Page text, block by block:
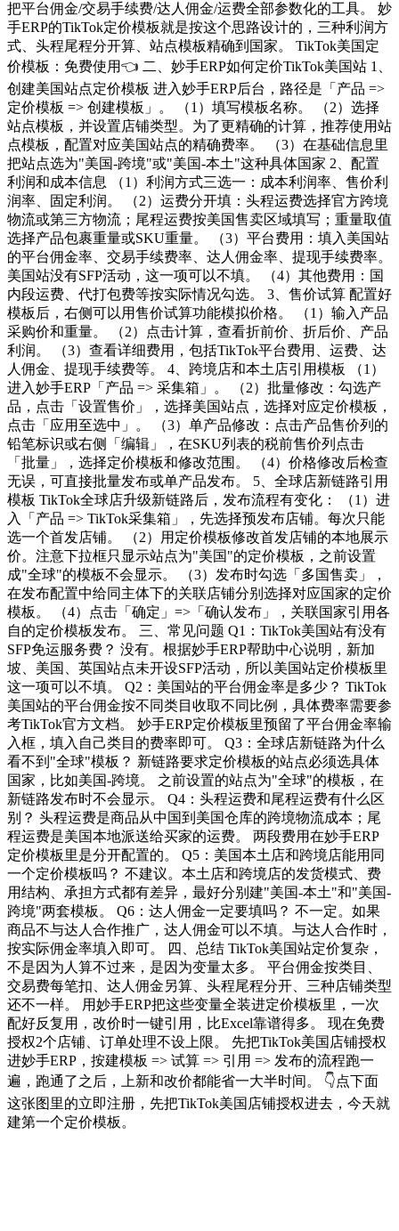
把平台佣金/交易手续费/达人佣金/运费全部参数化的工具。 妙
手ERP的TikTok定价模板就是按这个思路设计的，三种利润方
式、头程尾程分开算、站点模板精确到国家。 TikTok美国定
价模板：免费使用👈 二、妙手ERP如何定价TikTok美国站 1、
创建美国站点定价模板 进入妙手ERP后台，路径是「产品 =>
定价模板 => 创建模板」。 （1）填写模板名称。 （2）选择
站点模板，并设置店铺类型。为了更精确的计算，推荐使用站
点模板，配置对应美国站点的精确费率。 （3）在基础信息里
把站点选为"美国-跨境"或"美国-本土"这种具体国家 2、配置
利润和成本信息 （1）利润方式三选一：成本利润率、售价利
润率、固定利润。 （2）运费分开填：头程运费选择官方跨境
物流或第三方物流；尾程运费按美国售卖区域填写；重量取值
选择产品包裹重量或SKU重量。 （3）平台费用：填入美国站
的平台佣金率、交易手续费率、达人佣金率、提现手续费率。
美国站没有SFP活动，这一项可以不填。 （4）其他费用：国
内段运费、代打包费等按实际情况勾选。 3、售价试算 配置好
模板后，右侧可以用售价试算功能模拟价格。 （1）输入产品
采购价和重量。 （2）点击计算，查看折前价、折后价、产品
利润。 （3）查看详细费用，包括TikTok平台费用、运费、达
人佣金、提现手续费等。 4、跨境店和本土店引用模板 （1）
进入妙手ERP「产品 => 采集箱」。 （2）批量修改：勾选产
品，点击「设置售价」，选择美国站点，选择对应定价模板，
点击「应用至选中」。 （3）单产品修改：点击产品售价列的
铅笔标识或右侧「编辑」，在SKU列表的税前售价列点击
「批量」，选择定价模板和修改范围。 （4）价格修改后检查
无误，可直接批量发布或单产品发布。 5、全球店新链路引用
模板 TikTok全球店升级新链路后，发布流程有变化： （1）进
入「产品 => TikTok采集箱」，先选择预发布店铺。每次只能
选一个首发店铺。 （2）用定价模板修改首发店铺的本地展示
价。注意下拉框只显示站点为"美国"的定价模板，之前设置
成"全球"的模板不会显示。 （3）发布时勾选「多国售卖」，
在发布配置中给同主体下的关联店铺分别选择对应国家的定价
模板。 （4）点击「确定」=>「确认发布」，关联国家引用各
自的定价模板发布。 三、常见问题 Q1：TikTok美国站有没有
SFP免运服务费？ 没有。根据妙手ERP帮助中心说明，新加
坡、美国、英国站点未开设SFP活动，所以美国站定价模板里
这一项可以不填。 Q2：美国站的平台佣金率是多少？ TikTok
美国站的平台佣金按不同类目收取不同比例，具体费率需要参
考TikTok官方文档。 妙手ERP定价模板里预留了平台佣金率输
入框，填入自己类目的费率即可。 Q3：全球店新链路为什么
看不到"全球"模板？ 新链路要求定价模板的站点必须选具体
国家，比如美国-跨境。 之前设置的站点为"全球"的模板，在
新链路发布时不会显示。 Q4：头程运费和尾程运费有什么区
别？ 头程运费是商品从中国到美国仓库的跨境物流成本；尾
程运费是美国本地派送给买家的运费。 两段费用在妙手ERP
定价模板里是分开配置的。 Q5：美国本土店和跨境店能用同
一个定价模板吗？ 不建议。本土店和跨境店的发货模式、费
用结构、承担方式都有差异，最好分别建"美国-本土"和"美国-
跨境"两套模板。 Q6：达人佣金一定要填吗？ 不一定。如果
商品不与达人合作推广，达人佣金可以不填。与达人合作时，
按实际佣金率填入即可。 四、总结 TikTok美国站定价复杂，
不是因为人算不过来，是因为变量太多。 平台佣金按类目、
交易费每笔扣、达人佣金另算、头程尾程分开、三种店铺类型
还不一样。 用妙手ERP把这些变量全装进定价模板里，一次
配好反复用，改价时一键引用，比Excel靠谱得多。 现在免费
授权2个店铺、订单处理不设上限。 先把TikTok美国店铺授权
进妙手ERP，按建模板 => 试算 => 引用 => 发布的流程跑一
遍，跑通了之后，上新和改价都能省一大半时间。 👇点下面
这张图里的立即注册，先把TikTok美国店铺授权进去，今天就
建第一个定价模板。